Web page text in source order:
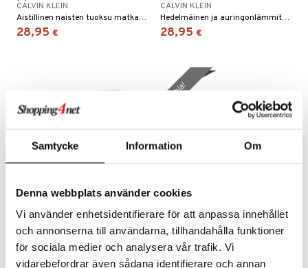
Samtycke Information Om
Denna webbplats använder cookies
Vi använder enhetsidentifierare för att anpassa innehållet
och annonserna till användarna, tillhandahålla funktioner
för sociala medier och analysera vår trafik. Vi
vidarebefordrar även sådana identifierare och annan
Inten
CALVIN KLEIN
Aistillinen naisten tuoksu matkakoossa Calvin Kleinilta.
28,95 €
CALVIN KLEIN
Hedelmäinen ja auringonlämmittämä naisten tuoksu matkakoossa Calvin Kleinilta.
28,95 €
Saatavana useana vaihtoehtona
La Belle et l'Ocelot - Eau
de parfum (Edp) Spray
SALVADOR DALI
Itämainen kukkaistuoksu Salvador Dalilta
Be Delicious - Eau de
parfum (Edp) Spray
DKNY
lahja!